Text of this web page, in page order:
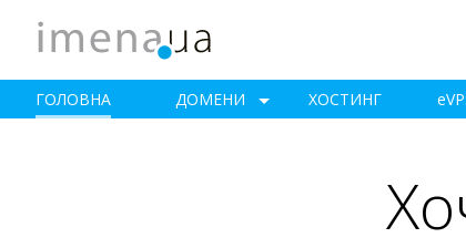
ГОЛОВНА ДОМЕНИ ХОСТИНГ e